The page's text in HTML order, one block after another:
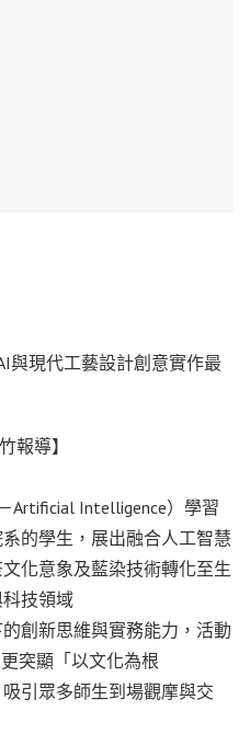
與現代工藝設計創意實作最
報導】
Artificial Intelligence）學習
的學生，展出融合人工智慧
化意象及藍染技術轉化至生
技領域
創新思維與實務能力，活動
突顯「以文化為根
引眾多師生到場觀摩與交